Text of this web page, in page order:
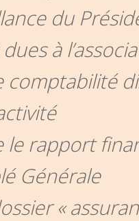
du
à
comptabilité
le rapport
Générale
«